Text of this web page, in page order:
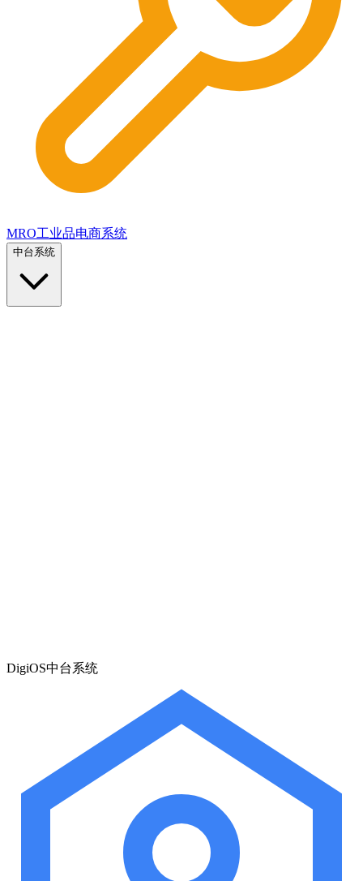
MRO工业品电商系统
中台系统
DigiOS中台系统